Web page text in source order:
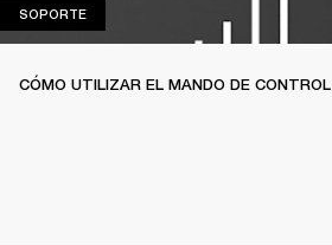
SOPORTESOPORTE
CÓMO UTILIZAR EL MANDO DE CONTROL